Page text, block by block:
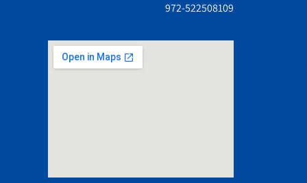
972-522508109